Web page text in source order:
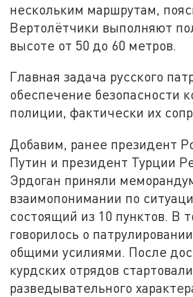
нескольким маршрутам,
Вертолётчики выполняют
высоте от 50 до 60 метров.
Главная задача русского
обеспечение безопасности
полиции, фактически их
Добавим, ранее президент
Путин и президент Турции
Эрдоган приняли
взаимопонимании по
состоящий из 10 пунктов. В
говорилось о
общими усилиями. После
курдских отрядов
разведывательного